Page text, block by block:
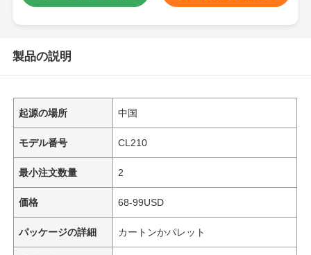
製品の説明
起源の場所 中国
モデル番号 CL210
最小注文数量 2
価格 68-99USD
パッケージの詳細 カートンかパレット